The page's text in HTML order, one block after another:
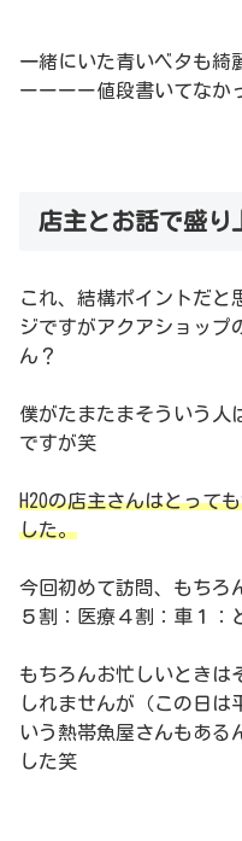
一緒にいた青いベタも綺
ーーーー値段書いてなか
店主とお話で盛り
これ、結構ポイントだと
ジですがアクアショップ
ん？
僕がたまたまそういう人
ですが笑
H2Oの店主さんはとって
した。
今回初めて訪問、もちろ
５割：医療４割：車１：
もちろんお忙しいときは
しれませんが（この日は
いう熱帯魚屋さんもある
した笑